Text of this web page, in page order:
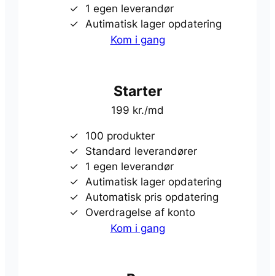
1 egen leverandør
Autimatisk lager opdatering
Kom i gang
Starter
199 kr./md
100 produkter
Standard leverandører
1 egen leverandør
Autimatisk lager opdatering
Automatisk pris opdatering
Overdragelse af konto
Kom i gang